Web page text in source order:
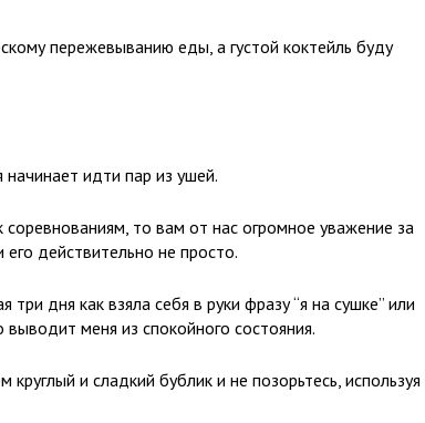
пережевыванию еды, а густой коктейль буду
идти пар из ушей.
то вам от нас огромное уважение за
действительно не просто.
дня как взяла себя в руки фразу “я на сушке” или
меня из спокойного состояния.
и сладкий бублик и не позорьтесь, используя